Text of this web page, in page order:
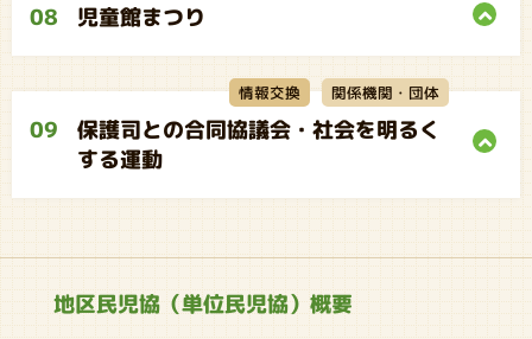
08 児童館まつり
09 保護司との合同協議会・社会を明るく
する運動
情報交換 関係機関・団体
地区民児協（単位民児協）概要